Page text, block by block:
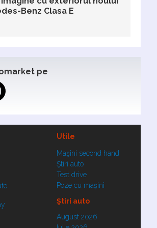
Benz Clasa E
pe
Utile
Maşini second hand
Ştiri auto
Test drive
Poze cu maşini
Ştiri auto
August 2026